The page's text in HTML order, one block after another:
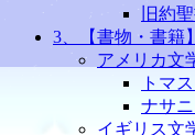
旧約
3、【書物・書籍】
アメリカ文
トマ
ナサ
イギリス文